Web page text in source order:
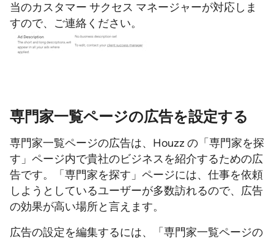
当のカスタマー サクセス マネージャーが対応しま
すので、ご連絡ください。
専門家一覧ページの広告を設定する
専門家一覧ページの広告は、Houzz の「専門家を探
す」ページ内で貴社のビジネスを紹介するための広
告です。「専門家を探す」ページには、仕事を依頼
しようとしているユーザーが多数訪れるので、広告
の効果が高い場所と言えます。
広告の設定を編集するには、「専門家一覧ページの